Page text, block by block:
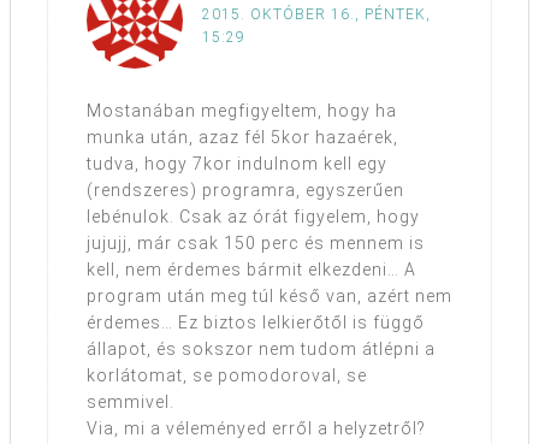
2015. OKTÓBER 16., PÉNTEK,
15:29
Mostanában megfigyeltem, hogy ha
munka után, azaz fél 5kor hazaérek,
tudva, hogy 7kor indulnom kell egy
(rendszeres) programra, egyszerűen
lebénulok. Csak az órát figyelem, hogy
jujujj, már csak 150 perc és mennem is
kell, nem érdemes bármit elkezdeni… A
program után meg túl késő van, azért nem
érdemes… Ez biztos lelkierőtől is függő
állapot, és sokszor nem tudom átlépni a
korlátomat, se pomodoroval, se
semmivel.
Via, mi a véleményed erről a helyzetről?